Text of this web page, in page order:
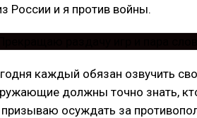
России и я против войны.
каждый обязан озвучить
должны точно знать,
призываю осуждать за